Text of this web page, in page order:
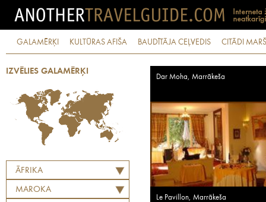
GALAMĒRĶI KULTŪRAS AFIŠA BAUDĪTĀJA CEĻVEDIS CITĀDI
IZVĒLIES GALAMĒRĶI
ĀFRIKA
MAROKA
Dar Moha, Marrākeša
Le Pavillon, Marrākeša